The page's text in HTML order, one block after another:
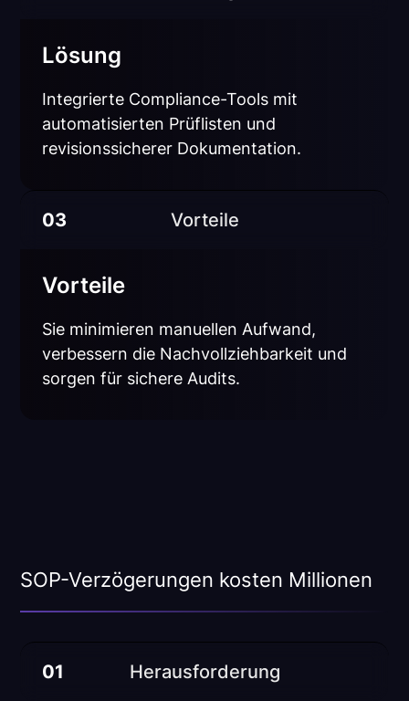
Lösung
Integrierte Compliance-Tools mit
automatisierten Prüflisten und
revisionssicherer Dokumentation.
03 Vorteile
Vorteile
Sie minimieren manuellen Aufwand,
verbessern die Nachvollziehbarkeit und
sorgen für sichere Audits.
SOP-Verzögerungen kosten Millionen
01 Herausforderung